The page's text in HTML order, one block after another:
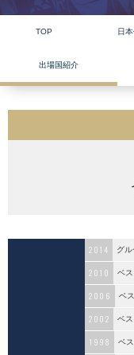
TOP 日
出場国紹介
2014 グ
2010 ベ
2006 ベ
2002 ベ
1998 ベ